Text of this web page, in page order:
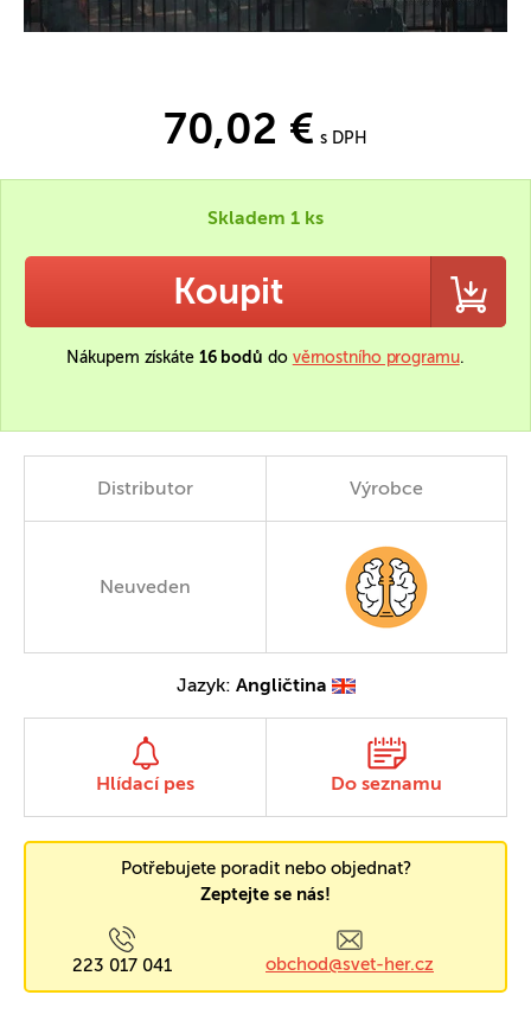
70,02 € s DPH
Skladem 1 ks
Koupit
Nákupem získáte 16 bodů do věrnostního programu.
Distributor Výrobce
Neuveden
Jazyk: Angličtina
Hlídací pes Do seznamu
Potřebujete poradit nebo objednat?
Zeptejte se nás!
223 017 041 obchod@svet-her.cz